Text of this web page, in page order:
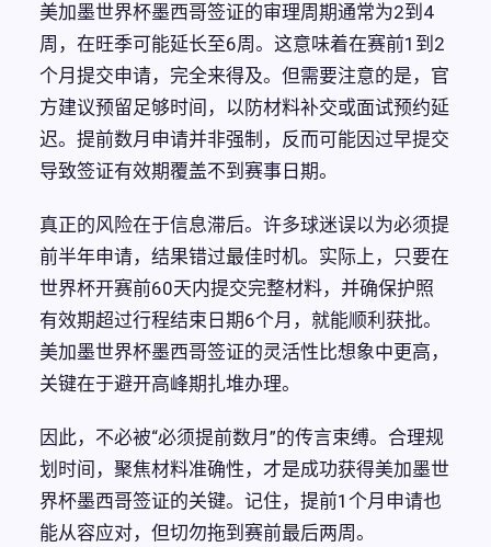
美加墨世界杯墨西哥签证的审理周期通常为2到4
周，在旺季可能延长至6周。这意味着在赛前1到2
个月提交申请，完全来得及。但需要注意的是，官
方建议预留足够时间，以防材料补交或面试预约延
迟。提前数月申请并非强制，反而可能因过早提交
导致签证有效期覆盖不到赛事日期。
真正的风险在于信息滞后。许多球迷误以为必须提
前半年申请，结果错过最佳时机。实际上，只要在
世界杯开赛前60天内提交完整材料，并确保护照
有效期超过行程结束日期6个月，就能顺利获批。
美加墨世界杯墨西哥签证的灵活性比想象中更高，
关键在于避开高峰期扎堆办理。
因此，不必被“必须提前数月”的传言束缚。合理规
划时间，聚焦材料准确性，才是成功获得美加墨世
界杯墨西哥签证的关键。记住，提前1个月申请也
能从容应对，但切勿拖到赛前最后两周。